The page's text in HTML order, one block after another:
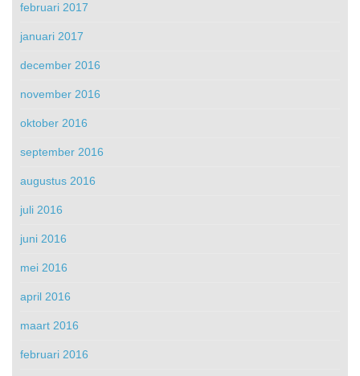
februari 2017
januari 2017
december 2016
november 2016
oktober 2016
september 2016
augustus 2016
juli 2016
juni 2016
mei 2016
april 2016
maart 2016
februari 2016